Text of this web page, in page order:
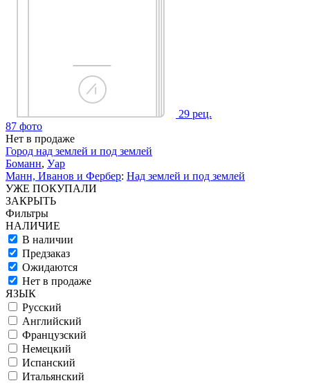
29 рец.
87 фото
Нет в продаже
Город над землей и под землей
Боманн, Уар
Манн, Иванов и Фербер: Над землей и под землей
УЖЕ ПОКУПАЛИ
ЗАКРЫТЬ
Фильтры
НАЛИЧИЕ
В наличии
Предзаказ
Ожидаются
Нет в продаже
ЯЗЫК
Русский
Английский
Французский
Немецкий
Испанский
Итальянский